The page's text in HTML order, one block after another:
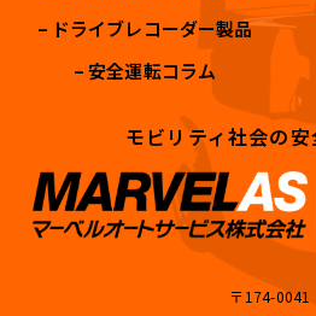
モビリティ社会の
〒174-0041
– ドライブレコーダー製品
– 安全運転コラム